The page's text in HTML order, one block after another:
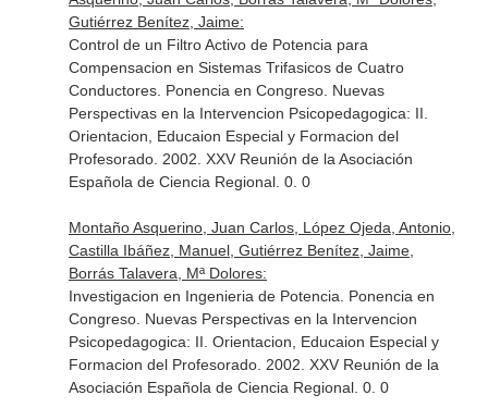
Gutiérrez Benítez, Jaime:
Control de un Filtro Activo de Potencia para
Compensacion en Sistemas Trifasicos de Cuatro
Conductores. Ponencia en Congreso. Nuevas
Perspectivas en la Intervencion Psicopedagogica: II.
Orientacion, Educaion Especial y Formacion del
Profesorado. 2002. XXV Reunión de la Asociación
Española de Ciencia Regional. 0. 0
Montaño Asquerino, Juan Carlos, López Ojeda, Antonio,
Castilla Ibáñez, Manuel, Gutiérrez Benítez, Jaime,
Borrás Talavera, Mª Dolores:
Investigacion en Ingenieria de Potencia. Ponencia en
Congreso. Nuevas Perspectivas en la Intervencion
Psicopedagogica: II. Orientacion, Educaion Especial y
Formacion del Profesorado. 2002. XXV Reunión de la
Asociación Española de Ciencia Regional. 0. 0